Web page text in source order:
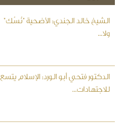
الشيخ خالد الجندي: الأضحية "نُسُك"
ولا...
الدكتور فتحي أبو الورد: الإسلام يتسع
للاجتهادات...